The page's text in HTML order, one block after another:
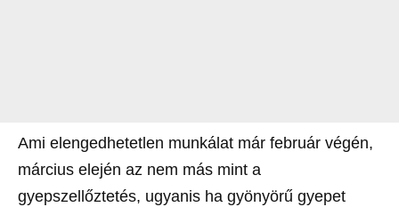
Ami elengedhetetlen munkálat már február végén,
március elején az nem más mint a
gyepszellőztetés, ugyanis ha gyönyörű gyepet